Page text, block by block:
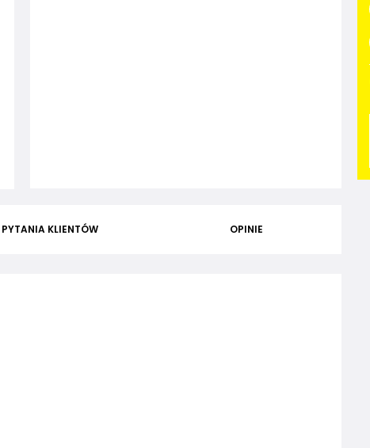
PYTANIA KLIENTÓW OPINIE